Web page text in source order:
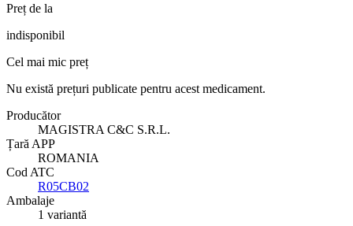
Preț de la
indisponibil
Cel mai mic preț
Nu există prețuri publicate pentru acest medicament.
Producător
MAGISTRA C&C S.R.L.
Țară APP
ROMANIA
Cod ATC
R05CB02
Ambalaje
1 variantă